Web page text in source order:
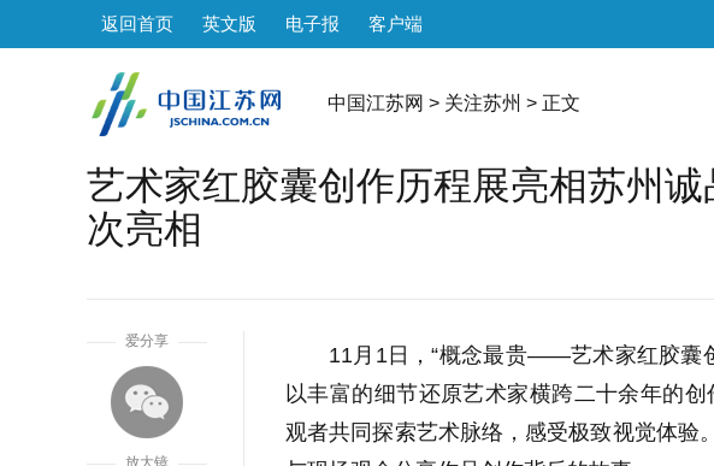
返回首页 英文版 电子报 客户端
中国江苏网 > 关注苏州 > 正文
艺术家红胶囊创作历程展亮相苏州
次亮相
爱分享
放大镜
11月1日，“概念最贵——艺术家红胶囊
以丰富的细节还原艺术家横跨二十余年的
观者共同探索艺术脉络，感受极致视觉体验